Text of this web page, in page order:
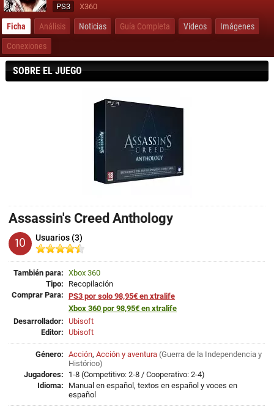
PS3 X360
Ficha Análisis Noticias Guía Completa Videos
Imágenes
Conexiones
SOBRE EL JUEGO
Assassin's Creed Anthology
10 Usuarios (3)
También para: Xbox 360
Tipo:
Recopilación
Comprar Para: PS3 por solo 98,95€ en xtralife
Xbox 360 por 98,95€ en xtralife
Desarrollador: Ubisoft
Editor: Ubisoft
Género: Acción, Acción y aventura (Guerra de la Independencia y
Histórico)
Jugadores:
1-8 (Competitivo: 2-8 / Cooperativo: 2-4)
Idioma:
Manual en español, textos en español y voces en
español